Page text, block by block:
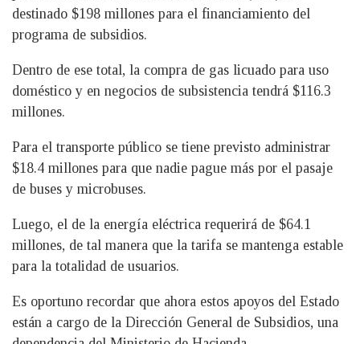
destinado $198 millones para el financiamiento del
programa de subsidios.
Dentro de ese total, la compra de gas licuado para uso
doméstico y en negocios de subsistencia tendrá $116.3
millones.
Para el transporte público se tiene previsto administrar
$18.4 millones para que nadie pague más por el pasaje
de buses y microbuses.
Luego, el de la energía eléctrica requerirá de $64.1
millones, de tal manera que la tarifa se mantenga estable
para la totalidad de usuarios.
Es oportuno recordar que ahora estos apoyos del Estado
están a cargo de la Dirección General de Subsidios, una